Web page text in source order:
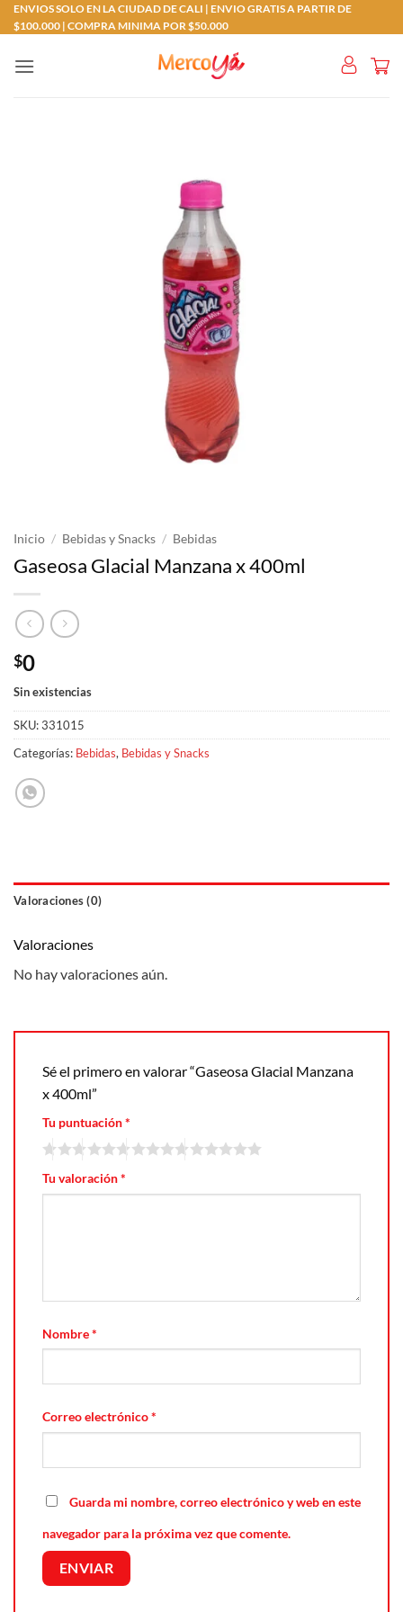
Saltar
al
ENVIOS SOLO EN LA CIUDAD DE CALI | ENVIO GRATIS A PARTIR DE
$100.000 | COMPRA MINIMA POR $50.000
Inicio / Bebidas y Snacks / Bebidas
Gaseosa Glacial Manzana x 400ml
$0
Sin existencias
SKU:331015
Categorías: Bebidas, Bebidas y Snacks
Valoraciones (0)
Valoraciones
No hay valoraciones aún.
Sé el primero en valorar “Gaseosa Glacial Manzana
x 400ml”
Tu puntuación*
Tu valoración*
Nombre*
Correo electrónico*
Guarda mi nombre, correo electrónico y web en este
navegador para la próxima vez que comente.